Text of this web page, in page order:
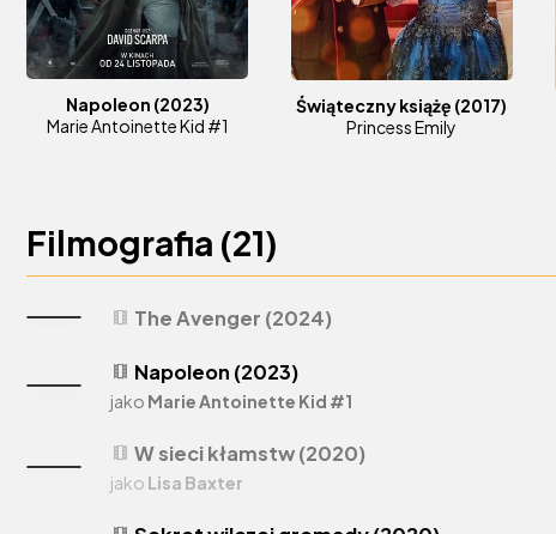
Napoleon (2023)
Marie Antoinette Kid #1
Świąteczny książę (2017)
Princess Emily
Filmografia (21)
theaters Napoleon (2023)
jako Marie Antoinette Kid #1
theaters W sieci kłamstw (2020)
jako Lisa Baxter
theaters The Avenger (2024)